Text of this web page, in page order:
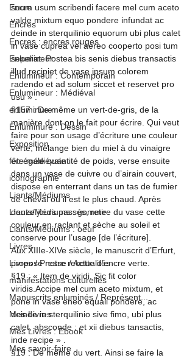
Encre
Encres
Encres : encres rouges
Enlumineur
Enlumineur : Contemporain
Enlumineur : Médiéval
enluminure
Enluminure : Dessin
Exposition
fête médiévale
iconographie
Liants/Médiums
Liants/Médiums : gomme
Liants/Médiums : oeuf
Livres
Livres / Presse / Actualités
manifestations culturelles
Manuscrits enluminés / Représent...
Mes Livres
Mes Livres : Ebook
Mes savoir-faire
suum usum scribendi facere mel cum aceto
valde mixtum equo pondere infundat ac
deinde in sterquilinio equorum ubi plus calet
in vase cuprea vel aereo cooperto posi tum
sepeliat. Postea bis senis diebus transactis
illud recipiet de vase ipsum colorem
radendo et ad solum siccet et reservet pro
usu » .
§157 : De même un vert-de-gris, de la
manière dont on le fait pour écrire. Qui veut
faire pour son usage d’écriture une couleur
verte, mélange bien du miel à du vinaigre
en égale quantité de poids, verse ensuite
dans un vase de cuivre ou d’airain couvert,
dispose en enterrant dans un tas de fumier
de cheval où il est le plus chaud. Après
douze jours passés, retire du vase cette
couleur en raclant et sèche au soleil et
conserve pour l’usage [de l’écriture].
Aux XIIIe-XIVe siècle, le manuscrit d’Erfurt,
propose notre recette d’encre verte.
§19 : « Item de viridi. Sic fit color
viridis. Accipe mel cum aceto mixtum, et
pone in vase eneo equali pondere, ac
deinde in sterquilinio sive fimo, ubi plus
calet, absconde ; et xii diebus tansactis,
inde recipe »
§19 : De même du vert. Ainsi se faire la